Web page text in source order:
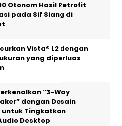
Otonom Hasil Retrofit
pada Sif Siang di
Vista® L2 dengan
yang diperluas
“3-Way
dengan Desain
untuk Tingkatkan
Desktop